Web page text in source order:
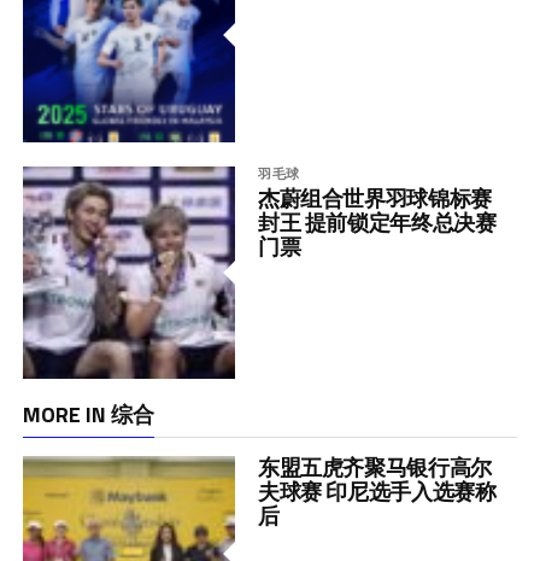
羽毛球
杰蔚组合世界羽球锦标赛
封王 提前锁定年终总决赛
门票
MORE IN 综合
东盟五虎齐聚马银行高尔
夫球赛 印尼选手入选赛称
后